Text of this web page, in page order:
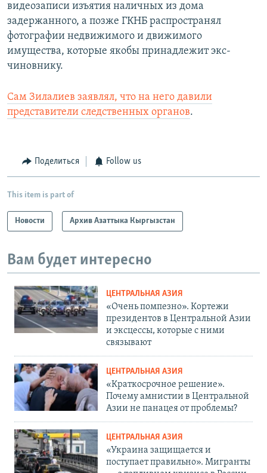
видеозаписи изъятия наличных из дома
задержанного, а позже ГКНБ распространял
фотографии недвижимого и движимого
имущества, которые якобы принадлежит экс-
чиновнику.
Сам Зилалиев заявлял, что на него давили
представители следственных органов.
Поделиться Follow us
This item is part of
Новости Архив Азаттыка Кыргызстан
Вам будет интересно
ЦЕНТРАЛЬНАЯ АЗИЯ
«Очень помпезно». Кортежи
президентов в Центральной Азии
и эксцессы, которые с ними
связывают
ЦЕНТРАЛЬНАЯ АЗИЯ
«Краткосрочное решение».
Почему амнистии в Центральной
Азии не панацея от проблемы?
ЦЕНТРАЛЬНАЯ АЗИЯ
«Украина защищается и
поступает правильно». Мигранты